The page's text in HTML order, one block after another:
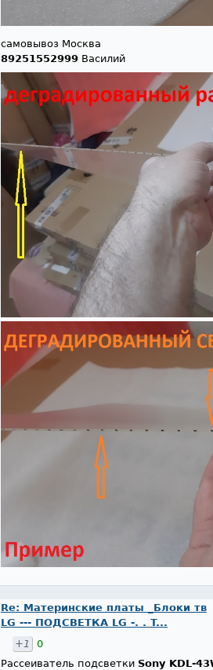
самовывоз Москва
89251552999 Василий
Re: Материнские платы _Блоки тв
LG --- ПОДСВЕТКА LG -. . T...
+1
0
Рассеиватель подсветки Sony KDL-